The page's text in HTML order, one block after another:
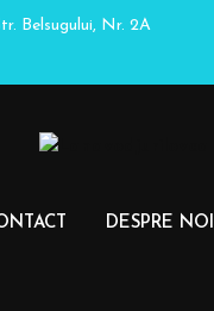
Belsugului, Nr. 2A
DESPRE NOI